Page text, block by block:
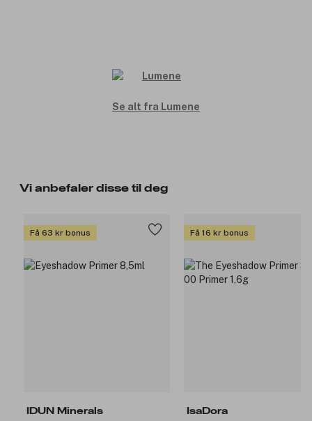
Se alt fra Lumene
Vi anbefaler disse til deg
Få 63 kr bonus
IDUN Minerals
Få 16 kr bonus
IsaDora